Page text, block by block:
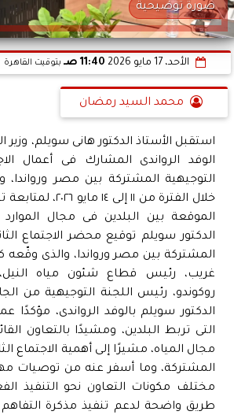
صورة توضيحية
الأحد، 17 مايو 2026 11:40 صـ بتوقيت القاهرة
محمد السيد رمضان
استقبل الأستاذ الدكتور هانى سويلم، وزير
الوفد الرواندى المشارك فى أعمال
التوجيهية المشتركة بين مصر ورواندا،
خلال الفترة من ١١ إلى
الموقعة بين البلدين فى مجال
الدكتور سويلم توقيع محضر الاجتماع
المشتركة بين مصر ورواندا، والذى وقّعه
غريب، رئيس قطاع شئون مياه النيل،
روكوندو، رئيس اللجنة التوجيهية من
الدكتور سويلم بالوفد الرواندى، مؤكدًا
التى تربط البلدين، ومشيدًا بالتعاون
مجال المياه، مشيرًا إلى أهمية الاجتماع
المشتركة، وما أسفر عنه من توصيات
مختلف مكونات التعاون نحو التنفيذ
طريق واضحة لدعم تنفيذ مذكرة التفاهم